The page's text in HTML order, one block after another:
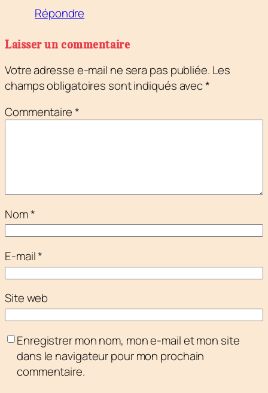
Répondre
Laisser un commentaire
Votre adresse e-mail ne sera pas publiée. Les
champs obligatoires sont indiqués avec*
Commentaire*
Nom*
E-mail*
Site web
Enregistrer mon nom, mon e-mail et mon site
dans le navigateur pour mon prochain
commentaire.